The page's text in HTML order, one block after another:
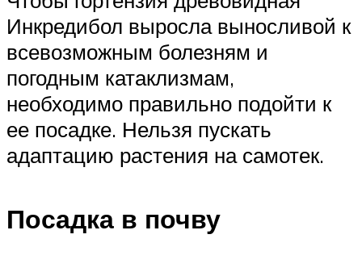
Инкредибол выросла выносливой к
всевозможным болезням и
погодным катаклизмам,
необходимо правильно подойти к
ее посадке. Нельзя пускать
адаптацию растения на самотек.
Посадка в почву